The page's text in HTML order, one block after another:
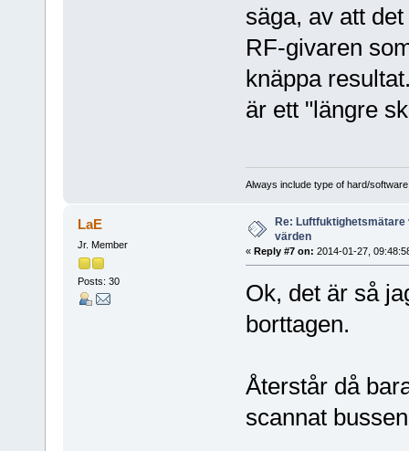
säga, av att
RF-givaren
knäppa
är ett "längre
Always include type of hard/
LaE
Jr. Member
Posts: 30
Re:
värden
« Reply #7 on: 2014-01-27,
Ok, det är så
borttagen.
Återstår då
scannat